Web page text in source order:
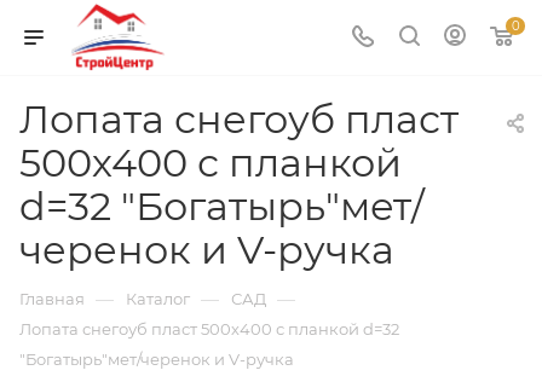
0
Лопата снегоуб пласт
500х400 с планкой
d=32 "Богатырь"мет/
черенок и V-ручка
Главная — Каталог — САД —
Лопата снегоуб пласт 500х400 с планкой d=32
"Богатырь"мет/черенок и V-ручка